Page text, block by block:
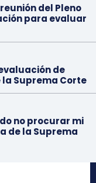
del Pleno
para evaluar
de
Suprema Corte
no procurar mi
de la Suprema